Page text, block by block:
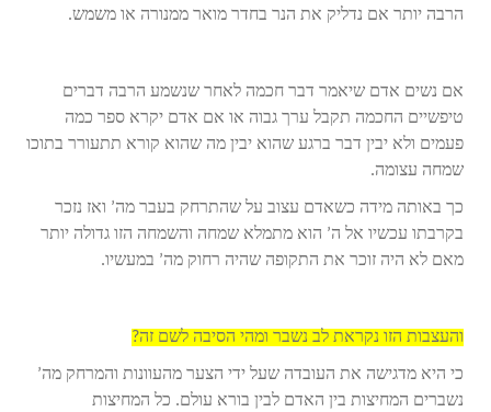
הרבה יותר אם נדליק את הנר בחדר מואר ממנורה או משמש.
אם נשים אדם שיאמר דבר חכמה לאחר שנשמע הרבה דברים
טיפשיים החכמה תקבל ערך גבוה או אם אדם יקרא ספר כמה
פעמים ולא יבין דבר ברגע שהוא יבין מה שהוא קורא תתעורר בתוכו
שמחה עצומה.
כך באותה מידה כשאדם עצוב על שהתרחק בעבר מה’ ואז נזכר
בקרבתו עכשיו אל ה’ הוא מתמלא שמחה והשמחה הזו גדולה יותר
מאם לא היה זוכר את התקופה שהיה רחוק מה’ במעשיו.
והעצבות הזו נקראת לב נשבר ומהי הסיבה לשם זה?
כי היא מדגישה את העובדה שעל ידי הצער מהעוונות והמרחק מה’
נשברים המחיצות בין האדם לבין בורא עולם. כל המחיצות